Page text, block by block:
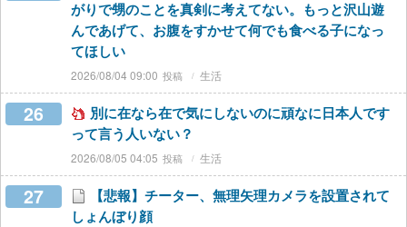
がりで甥のことを真剣に考えてない。もっと沢山遊
んであげて、お腹をすかせて何でも食べる子になっ
てほしい
2026/08/04 09:00 生活
26
別に在なら在で気にしないのに頑なに日本人です
って言う人いない？
2026/08/05 04:05 生活
27
【悲報】チーター、無理矢理カメラを設置されて
しょんぼり顔